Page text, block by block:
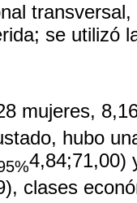
se utilizó
mujeres,
hubo
4,84;71,00)
clases